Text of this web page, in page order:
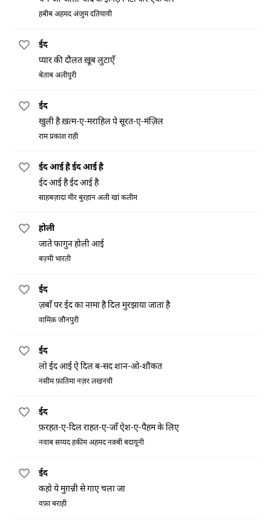
हबीब अहमद अंजुम दतियावी
ईद
प्यार की दौलत ख़ूब लुटाएँ
बेताब अलीपुरी
ईद
खुली है ख़त्म-ए-मराहिल पे सूरत-ए-मंज़िल
राम प्रकाश राही
ईद आई है ईद आई है
ईद आई है ईद आई है
साहबज़ादा मीर बुरहान अली खां कलीम
होली
जाते फागुन होली आई
बज़्मी भारती
ईद
ज़बाँ पर ईद का नग़्मा है दिल मुरझाया जाता है
वामिक़ जौनपुरी
ईद
लो ईद आई ऐ दिल ब-सद शान-ओ-शौकत
नसीम फ़ातिमा नज़र लखनवी
ईद
फ़रहत-ए-दिल राहत-ए-जाँ ऐश-ए-पैहम के लिए
नवाब सय्यद हकीम अहमद नक़्बी बदायूनी
ईद
कहो ये मुग़न्नी से गाए चला जा
वफ़ा बराही